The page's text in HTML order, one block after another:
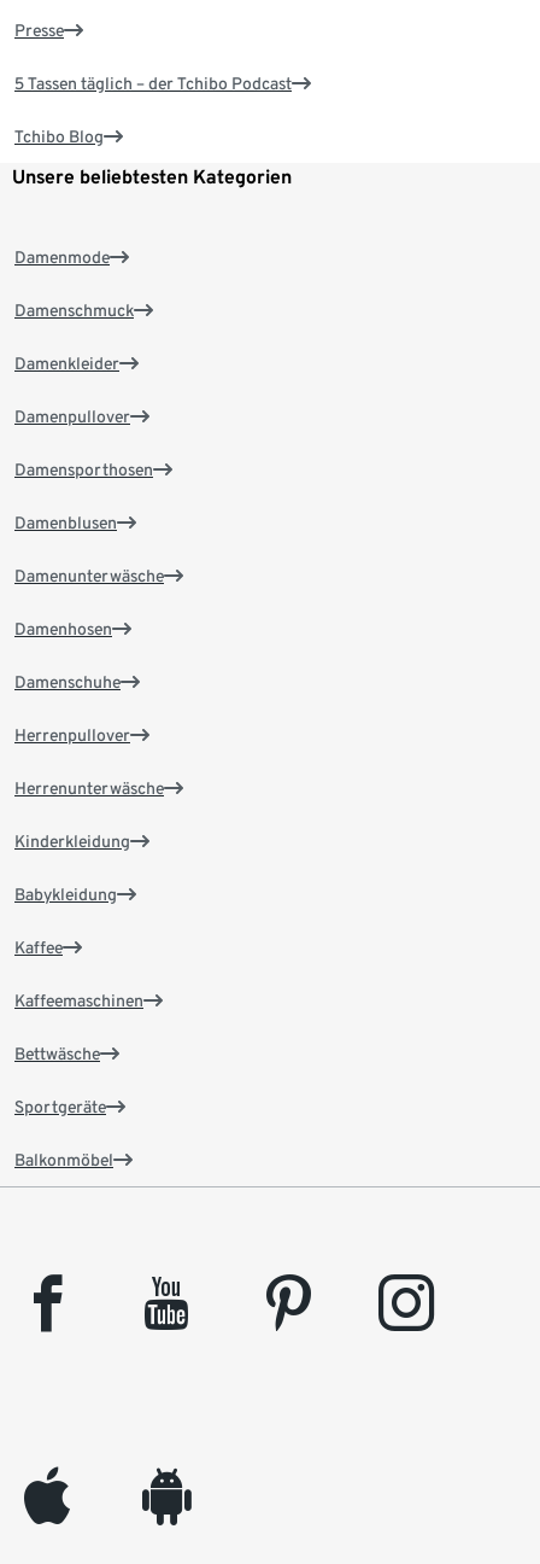
Presse
5 Tassen täglich – der Tchibo Podcast
Tchibo Blog
Unsere beliebtesten Kategorien
Damenmode
Damenschmuck
Damenkleider
Damenpullover
Damensporthosen
Damenblusen
Damenunterwäsche
Damenhosen
Damenschuhe
Herrenpullover
Herrenunterwäsche
Kinderkleidung
Babykleidung
Kaffee
Kaffeemaschinen
Bettwäsche
Sportgeräte
Balkonmöbel
facebook youtube pinterest instagram
appleinc android